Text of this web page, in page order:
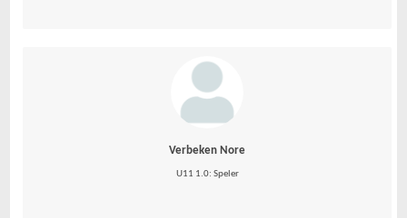
Verbeken Nore
U11 1.0: Speler